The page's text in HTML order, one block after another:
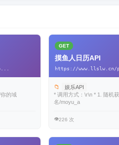
的域
GET
摸鱼人日历API
https://www.llslw.cn/
📁
娱乐API
* 调用方式：\r\n * 1. 随机
名/moyu_a
👁️226 次